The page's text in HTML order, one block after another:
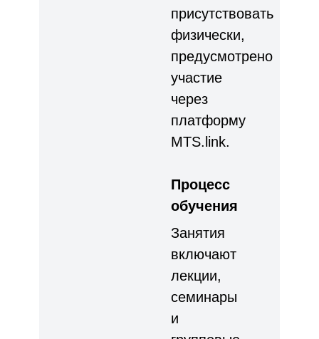
присутствовать
физически,
предусмотрено
участие
через
платформу
MTS.link.
Процесс
обучения
Занятия
включают
лекции,
семинары
и